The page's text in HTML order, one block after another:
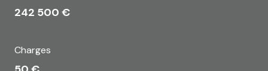
242 500 €
Charges